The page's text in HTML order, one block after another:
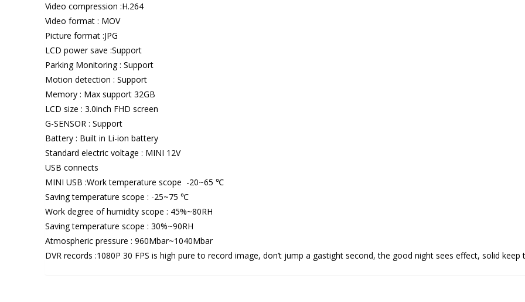
Video compression :H.264
Video format : MOV
Picture format :JPG
LCD power save :Support
Parking Monitoring : Support
Motion detection : Support
Memory : Max support 32GB
LCD size : 3.0inch FHD screen
G-SENSOR : Support
Battery : Built in Li-ion battery
Standard electric voltage : MINI 12V
USB connects
MINI USB :Work temperature scope -20~65 ℃
Saving temperature scope : -25~75 ℃
Work degree of humidity scope : 45%~80RH
Saving temperature scope : 30%~90RH
Atmospheric pressure : 960Mbar~1040Mbar
DVR records :1080P 30 FPS is high pure to record image, don’t jump a gastight second, the good night sees effect, solid